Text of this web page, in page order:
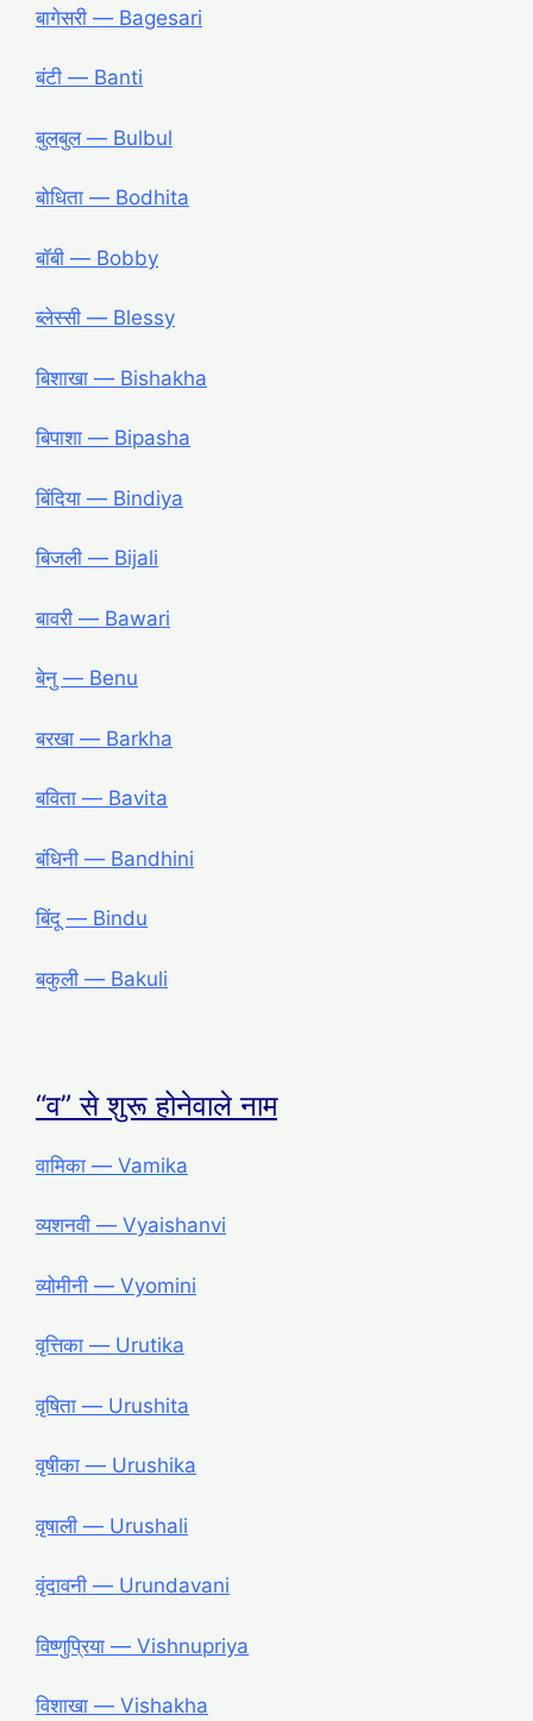
बागेसरी ― Bagesari
बंटी ― Banti
बुलबुल ― Bulbul
बोधिता ― Bodhita
बॉबी ― Bobby
ब्लेस्सी ― Blessy
बिशाखा ― Bishakha
बिपाशा ― Bipasha
बिंदिया ― Bindiya
बिजली ― Bijali
बावरी ― Bawari
बेनु ― Benu
बरखा ― Barkha
बविता ― Bavita
बंधिनी ― Bandhini
बिंदू ― Bindu
बकुली ― Bakuli
“व” से शुरू होनेवाले नाम
वामिका ― Vamika
व्यशनवी ― Vyaishanvi
व्योमीनी ― Vyomini
वृत्तिका ― Urutika
वृषिता ― Urushita
वृषीका ― Urushika
वृषाली ― Urushali
वृंदावनी ― Urundavani
विष्णुप्रिया ― Vishnupriya
विशाखा ― Vishakha